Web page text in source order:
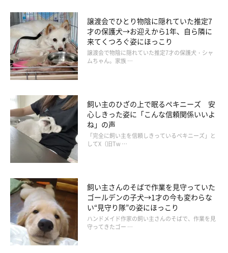
譲渡会でひとり物陰に隠れていた推定7
才の保護犬→お迎えから1年、自ら隣に
来てくつろぐ姿にほっこり
譲渡会で物陰に隠れていた推定7才の保護犬・シャ
ムちゃん。家族 …
飼い主のひざの上で眠るペキニーズ 安
心しきった姿に「こんな信頼関係いいよ
ね」の声
「完全に飼い主を信頼しきっているペキニーズ」と
してX（旧Tw …
飼い主さんのそばで作業を見守っていた
ゴールデンの子犬→1才の今も変わらな
い“見守り隊”の姿にほっこり
ハンドメイド作家の飼い主さんのそばで、作業を見
守ってきたゴー …